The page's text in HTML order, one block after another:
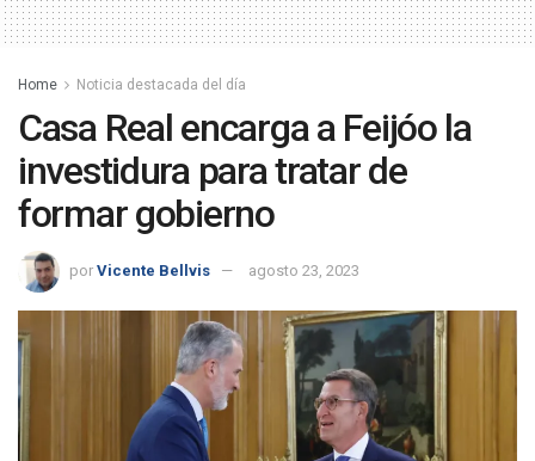
Home Noticia destacada del día
Casa Real encarga a Feijóo la
investidura para tratar de
formar gobierno
por Vicente Bellvis agosto 23, 2023